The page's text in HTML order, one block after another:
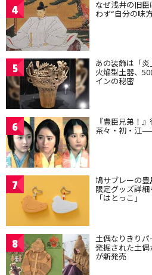
4 なぜ浅井の旧
わず“自分の味
5 あの装飾は「
火焔型土器、
インの秘密
6 『豊臣兄弟！
茶々・初・江
7 鳩サブレーの豊
限定グッズ詳
「はとっこ」
8 土偶なりきり
発掘された土
が新発売